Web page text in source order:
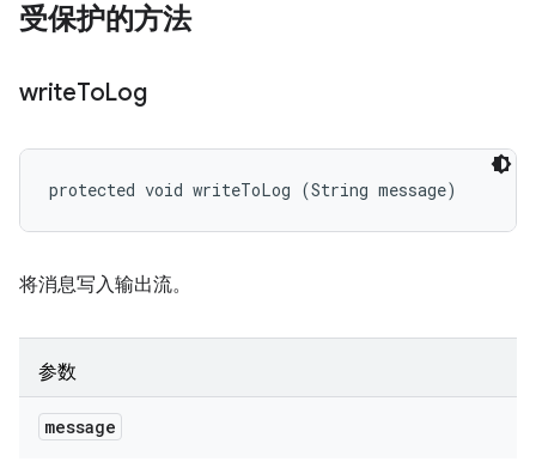
受保护的方法
writeToLog
protected void writeToLog (String message)
将消息写入输出流。
参数
message